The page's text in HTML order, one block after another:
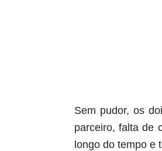
Sem pudor, os
parceiro, falta de
longo do tempo e